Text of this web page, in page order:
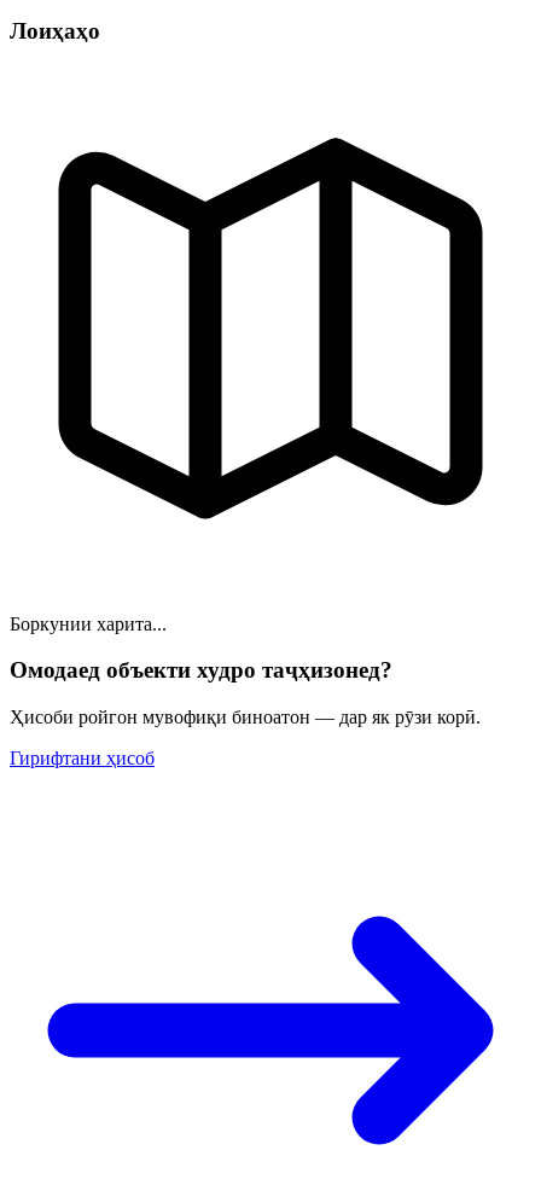
Лоиҳаҳо
Боркунии харита...
Омодаед объекти худро таҷҳизонед?
Ҳисоби ройгон мувофиқи биноатон — дар як рӯзи корӣ.
Гирифтани ҳисоб